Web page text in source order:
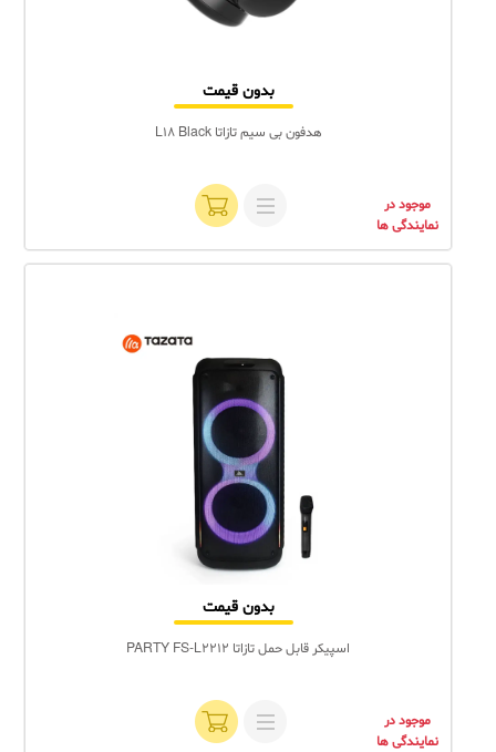
بدون قیمت
هدفون بی سیم تازاتا L18 Black
موجود در
نمایندگی ها
بدون قیمت
اسپیکر قابل حمل تازاتا PARTY FS-L2212
موجود در
نمایندگی ها